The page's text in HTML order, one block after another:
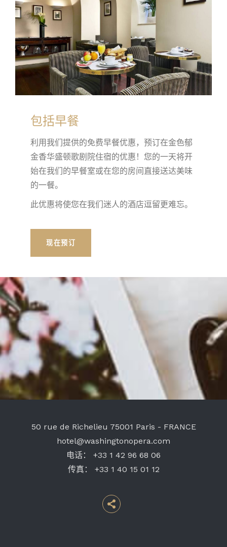
包括早餐
利用我们提供的免费早餐优惠，预订在金色郁
金香华盛顿歌剧院住宿的优惠！您的一天将开
始在我们的早餐室或在您的房间直接送达美味
的一餐。
此优惠将使您在我们迷人的酒店逗留更难忘。
现在预订
50 rue de Richelieu 75001 Paris - FRANCE
hotel@washingtonopera.com
电话：
+33 1 42 96 68 06
传真：
+33 1 40 15 01 12